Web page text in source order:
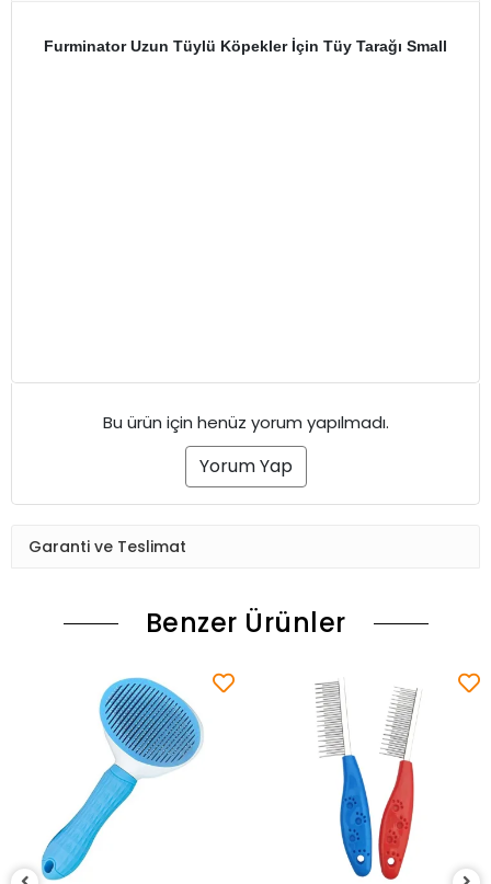
Furminator Uzun Tüylü Köpekler İçin Tüy Tarağı Small
Bu ürün için henüz yorum yapılmadı.
Yorum Yap
Garanti ve Teslimat
Benzer Ürünler